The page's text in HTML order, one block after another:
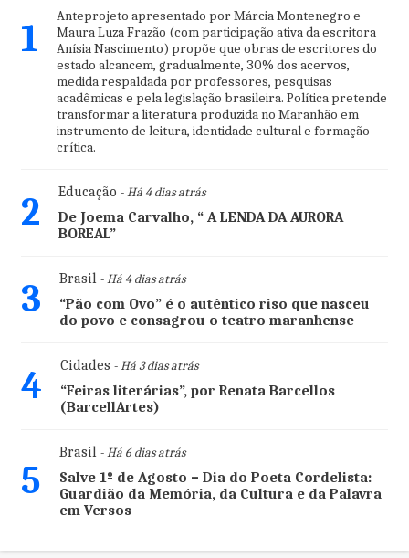
1
Anteprojeto apresentado por Márcia Montenegro e
Maura Luza Frazão (com participação ativa da escritora
Anísia Nascimento) propõe que obras de escritores do
estado alcancem, gradualmente, 30% dos acervos,
medida respaldada por professores, pesquisas
acadêmicas e pela legislação brasileira. Política pretende
transformar a literatura produzida no Maranhão em
instrumento de leitura, identidade cultural e formação
crítica.
2 Educação - Há 4 dias atrás
De Joema Carvalho, “ A LENDA DA AURORA
BOREAL”
3 Brasil- Há 4 dias atrás
“Pão com Ovo” é o autêntico riso que nasceu
do povo e consagrou o teatro maranhense
4 Cidades - Há 3 dias atrás
“Feiras literárias”, por Renata Barcellos
(BarcellArtes)
5
Brasil- Há 6 dias atrás
Salve 1º de Agosto – Dia do Poeta Cordelista:
Guardião da Memória, da Cultura e da Palavra
em Versos